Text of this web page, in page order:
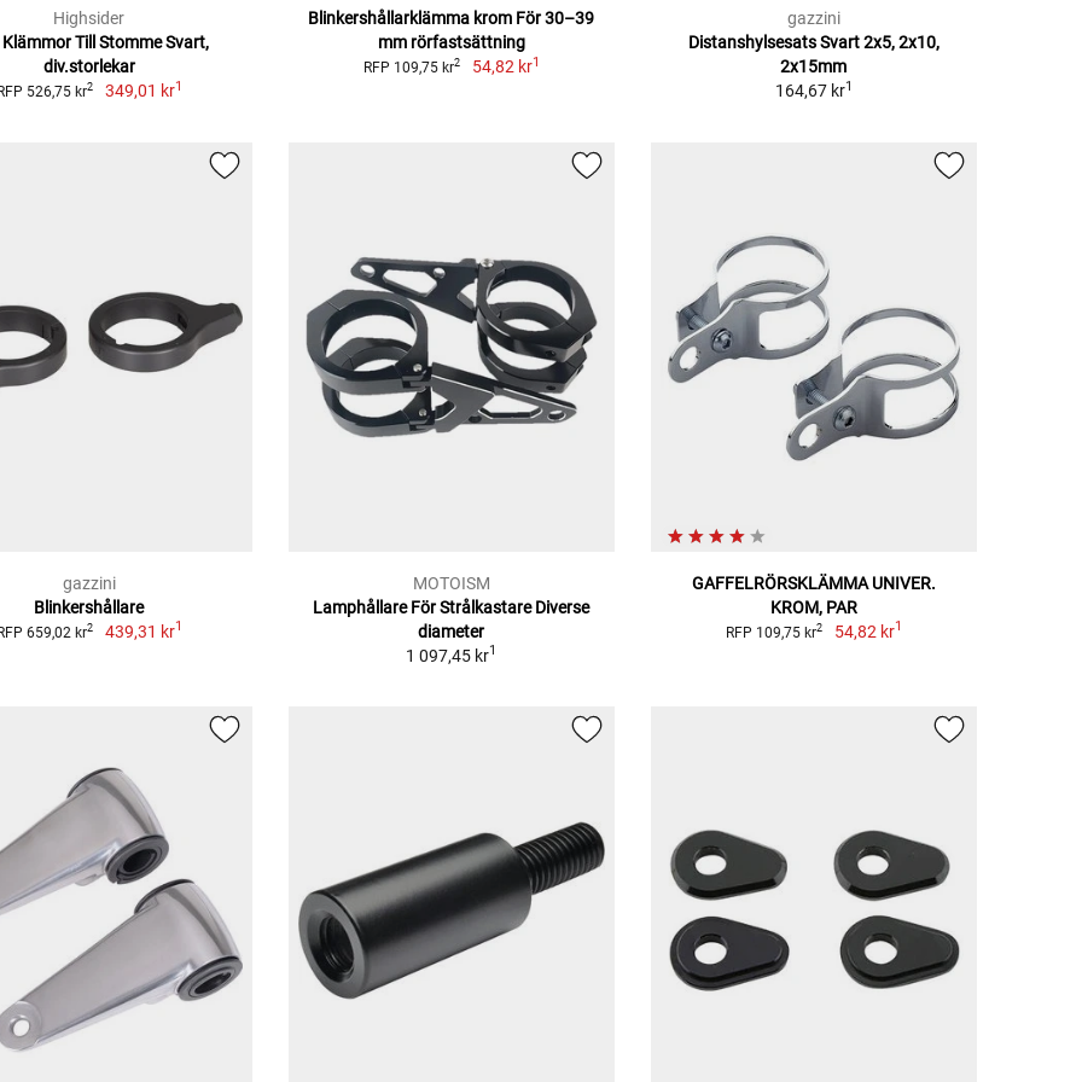
Highsider
Klämmor Till Stomme Svart,
div.storlekar
526,75 kr2 349,01 kr1
Blinkershållarklämma krom För 30–39
mm rörfastsättning
RFP 109,75 kr2 54,82 kr1
gazzini
Distanshylsesats Svart 2x5, 2x10,
2x15mm
164,67 kr1
gazzini
Blinkershållare
659,02 kr2 439,31 kr1
MOTOISM
Lamphållare För Strålkastare Diverse
diameter
1 097,45 kr1
GAFFELRÖRSKLÄMMA UNIVER.
KROM, PAR
RFP 109,75 kr2 54,82 kr1